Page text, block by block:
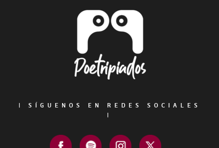
|
SÍGUENOS EN REDES SOCIALES
|